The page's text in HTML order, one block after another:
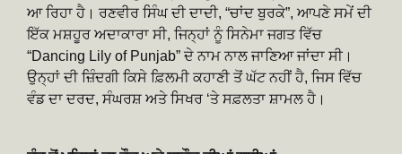
ਆ ਰਿਹਾ ਹੈ। ਰਣਵੀਰ ਸਿੰਘ ਦੀ ਦਾਦੀ, “ਚਾਂਦ ਬੁਰਕੇ”, ਆਪਣੇ ਸਮੇਂ ਦੀ
ਇੱਕ ਮਸ਼ਹੂਰ ਅਦਾਕਾਰਾ ਸੀ, ਜਿਨ੍ਹਾਂ ਨੂੰ ਸਿਨੇਮਾ ਜਗਤ ਵਿੱਚ
“Dancing Lily of Punjab” ਦੇ ਨਾਮ ਨਾਲ ਜਾਣਿਆ ਜਾਂਦਾ ਸੀ।
ਉਨ੍ਹਾਂ ਦੀ ਜ਼ਿੰਦਗੀ ਕਿਸੇ ਫ਼ਿਲਮੀ ਕਹਾਣੀ ਤੋਂ ਘੱਟ ਨਹੀਂ ਹੈ, ਜਿਸ ਵਿੱਚ
ਵੰਡ ਦਾ ਦਰਦ, ਸੰਘਰਸ਼ ਅਤੇ ਸਿਖਰ ‘ਤੇ ਸਫ਼ਲਤਾ ਸ਼ਾਮਲ ਹੈ।